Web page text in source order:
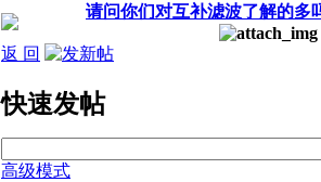
请问你们对互补滤波了解的多
返 回
快速发帖
高级模式